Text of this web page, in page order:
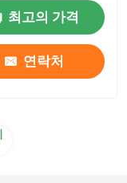
최고의 가격
연락처